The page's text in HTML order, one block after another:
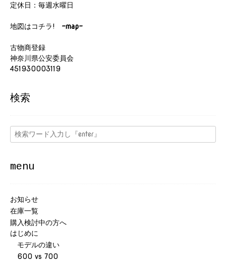
定休日：毎週水曜日
地図はコチラ! -map-
古物商登録
神奈川県公安委員会
451930003119
検索
menu
お知らせ
在庫一覧
購入検討中の方へ
はじめに
モデルの違い
600 vs 700